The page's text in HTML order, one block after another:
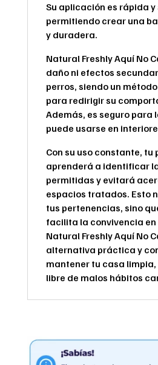
Su aplicación es rápida
permitiendo crear una
y duradera.
Natural Freshly Aquí No
daño ni efectos
perros, siendo un
para redirigir su
Además, es seguro para
puede usarse en
Con su uso constante, tu
aprenderá a identificar
permitidas y evitará
espacios tratados. Esto
tus pertenencias, sino
facilita la convivencia en
Natural Freshly Aquí No
alternativa práctica y
mantener tu casa
libre de malos hábitos